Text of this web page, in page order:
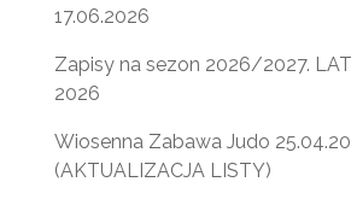
17.06.2026
Zapisy na sezon 2026/2027.
2026
Wiosenna Zabawa Judo
(AKTUALIZACJA LISTY)